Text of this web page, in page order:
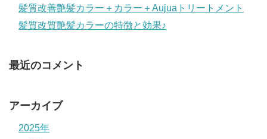
髪質改善艶髪カラー＋カラー＋Aujuaトリートメント
髪質改質艶髪カラーの特徴と効果♪
最近のコメント
アーカイブ
2025年